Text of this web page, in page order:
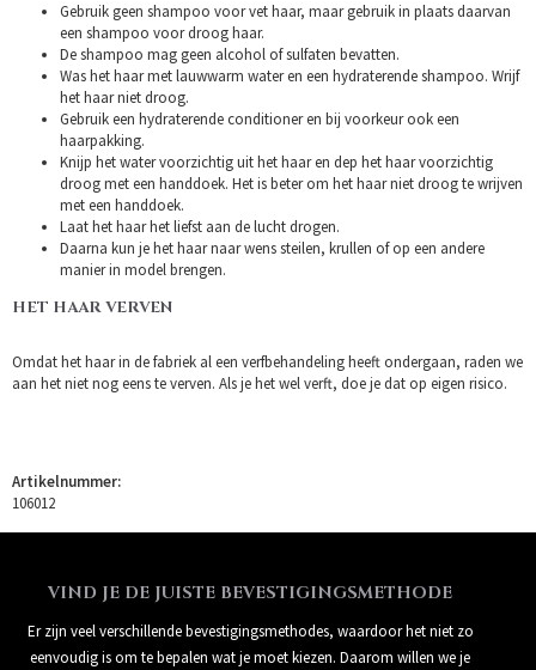
Gebruik geen shampoo voor vet haar, maar gebruik in plaats daarvan
een shampoo voor droog haar.
De shampoo mag geen alcohol of sulfaten bevatten.
Was het haar met lauwwarm water en een hydraterende shampoo. Wrijf
het haar niet droog.
Gebruik een hydraterende conditioner en bij voorkeur ook een
haarpakking.
Knijp het water voorzichtig uit het haar en dep het haar voorzichtig
droog met een handdoek. Het is beter om het haar niet droog te wrijven
met een handdoek.
Laat het haar het liefst aan de lucht drogen.
Daarna kun je het haar naar wens steilen, krullen of op een andere
manier in model brengen.
HET HAAR VERVEN
Omdat het haar in de fabriek al een verfbehandeling heeft ondergaan, raden we
aan het niet nog eens te verven. Als je het wel verft, doe je dat op eigen risico.
Artikelnummer:
106012
VIND JE DE JUISTE BEVESTIGINGSMETHODE
Er zijn veel verschillende bevestigingsmethodes, waardoor het niet zo
eenvoudig is om te bepalen wat je moet kiezen. Daarom willen we je